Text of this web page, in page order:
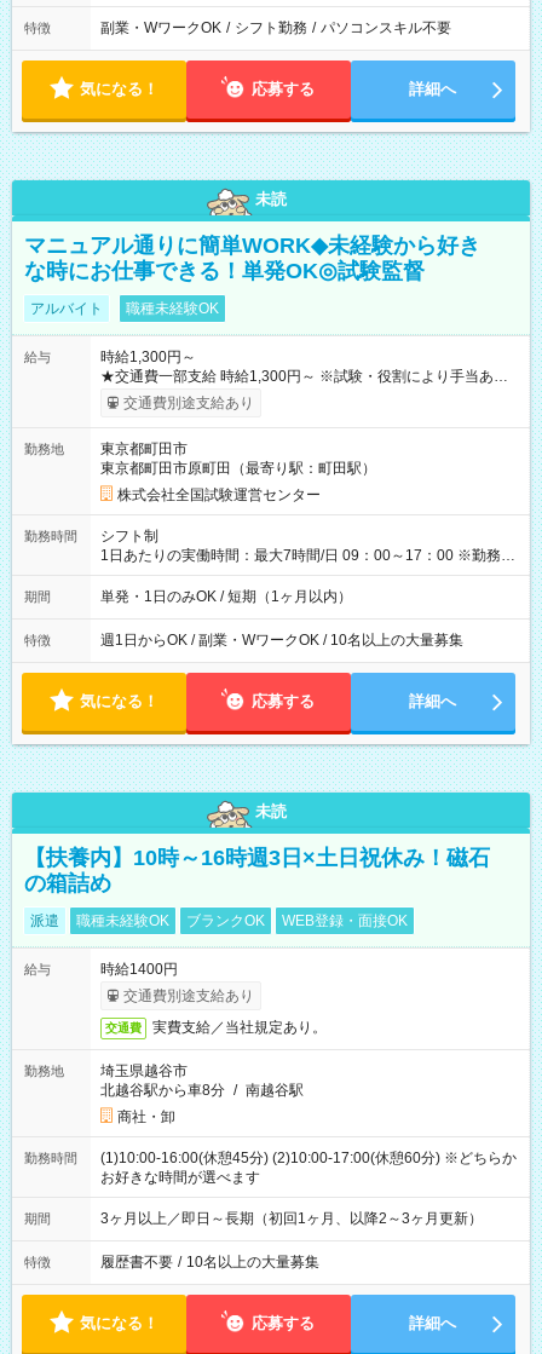
特徴 副業・WワークOK / シフト勤務 / パソコンスキル不要
気になる！ 応募する 詳細へ
未読
マニュアル通りに簡単WORK◆未経験から好き
な時にお仕事できる！単発OK◎試験監督
アルバイト 職種未経験OK
給与
時給1,300円～
★交通費一部支給 時給1,300円～ ※試験・役割により手当あり
※勤務回数により昇給あり 【即給（前払い）オプションあ
り！】 希望される場合、勤務から1週間ほどで給与の一部を受け
例】 ・河合塾模擬試験 8:30～17:30（休憩1時間） 時給1,300円
×8時間＝日収10,400円＋交通費 ※当日の役割により時給＋100
円の場合あり ・国家試験 7:00～13:30（休憩なし） 時給1,300
円（役割手当＋100円）×6時間＝日収8,400円＋交通費 【試用期
間】試用期間なし
交通費別途支給あり
勤務地
東京都町田市
東京都町田市原町田（最寄り駅：町田駅）
株式会社全国試験運営センター
勤務時間
シフト制
1日あたりの実働時間：最大7時間/日 09：00～17：00 ※勤務時
間は 試験により異なります。
期間 単発・1日のみOK / 短期（1ヶ月以内）
特徴 週1日からOK / 副業・WワークOK / 10名以上の大量募集
気になる！ 応募する 詳細へ
未読
【扶養内】10時～16時週3日×土日祝休み！磁石
の箱詰め
派遣 職種未経験OK ブランクOK WEB登録・面接OK
給与
時給1400円
交通費別途支給あり
交通費 実費支給／当社規定あり。
勤務地
埼玉県越谷市
北越谷駅から車8分 / 南越谷駅
商社・卸
勤務時間
(1)10:00-16:00(休憩45分) (2)10:00-17:00(休憩60分) ※どちらか
お好きな時間が選べます
期間 3ヶ月以上／即日～長期（初回1ヶ月、以降2～3ヶ月更新）
特徴 履歴書不要 / 10名以上の大量募集
気になる！ 応募する 詳細へ